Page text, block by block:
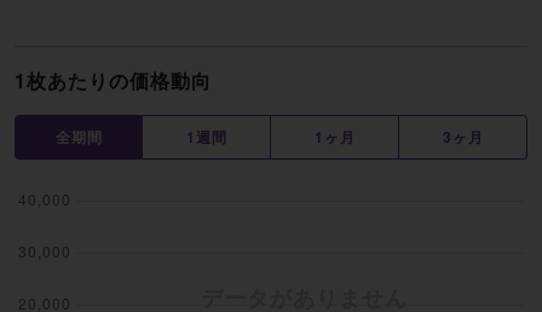
1枚あたりの価格動向
全期間 1週間 1ヶ月 3ヶ月